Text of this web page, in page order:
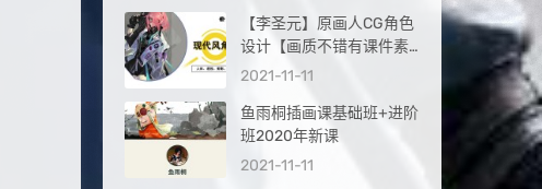
【李圣元】原画人CG角色
设计【画质不错有课件素
材】
2021-11-11
鱼雨桐插画课基础班+进阶
班2020年新课
2021-11-11